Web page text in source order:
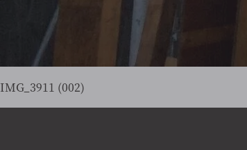
IMG_3911 (002)